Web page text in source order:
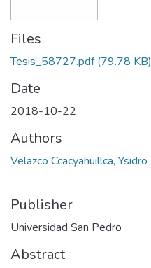
Files
Tesis_58727.pdf(79.78 KB)
Date
2018-10-22
Authors
Velazco Ccacyahuillca, Ysidro
Publisher
Universidad San Pedro
Abstract